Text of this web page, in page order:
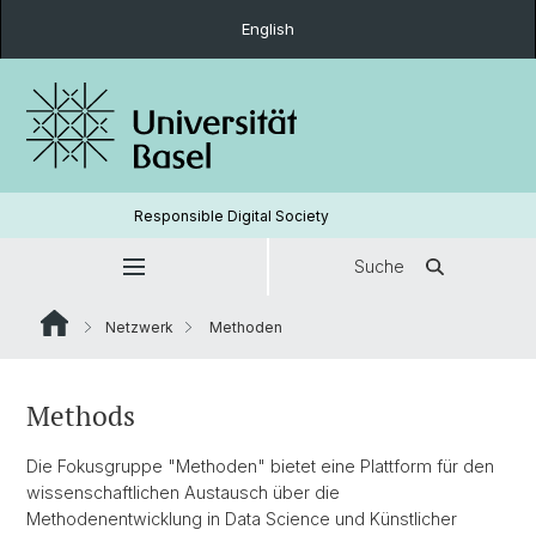
English
Responsible Digital Society
Suche
Netzwerk Methoden
Methods
Die Fokusgruppe "Methoden" bietet eine Plattform für den
wissenschaftlichen Austausch über die
Methodenentwicklung in Data Science und Künstlicher